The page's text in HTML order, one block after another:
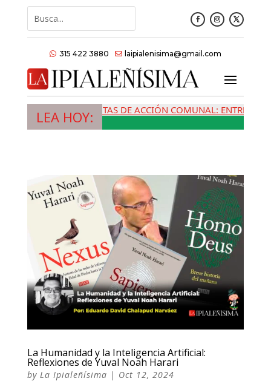
 315 422 3880  laipialenisima@gmail.com
LEA HOY:LAS JUNTAS DE ACCIÓN COMUNAL: ENTRE LA
La Humanidad y la Inteligencia Artificial:
Reflexiones de Yuval Noah Harari
by La Ipialeñísima | Oct 12, 2024